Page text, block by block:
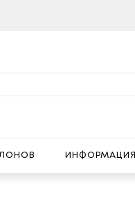
ИНФОРМАЦИЯ